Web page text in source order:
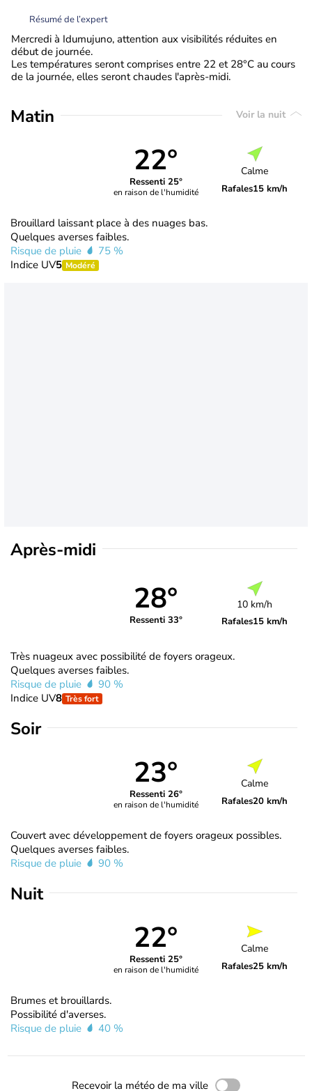
Résumé de l’expert
Mercredi à Idumujuno, attention aux visibilités réduites en
début de journée.
Les températures seront comprises entre 22 et 28°C au cours
de la journée, elles seront chaudes l'après-midi.
Matin Voir la nuit
22°
Ressenti 25°
en raison de l'humidité
Calme
Rafales15 km/h
Brouillard laissant place à des nuages bas.
Quelques averses faibles.
Risque de pluie
75 %
Indice UV5 Modéré
Après-midi
28°
Ressenti 33°
10 km/h
Rafales15 km/h
Très nuageux avec possibilité de foyers orageux.
Quelques averses faibles.
Risque de pluie
90 %
Indice UV8 Très fort
Soir
23°
Ressenti 26°
en raison de l'humidité
Calme
Rafales20 km/h
Couvert avec développement de foyers orageux possibles.
Quelques averses faibles.
Risque de pluie
90 %
Nuit
22°
Ressenti 25°
en raison de l'humidité
Calme
Rafales25 km/h
Brumes et brouillards.
Possibilité d'averses.
Risque de pluie
40 %
Recevoir la météo de ma ville